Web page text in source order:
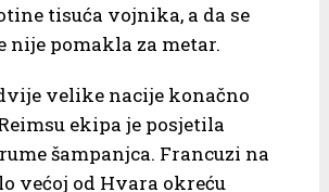
tisuća vojnika, a da se
nije pomakla za metar.
velike nacije konačno
ekipa je posjetila
šampanjca. Francuzi na
većoj od Hvara okreću